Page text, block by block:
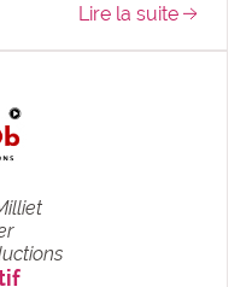
Lire la suite